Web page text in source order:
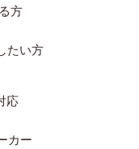
方
たい方
応
カー